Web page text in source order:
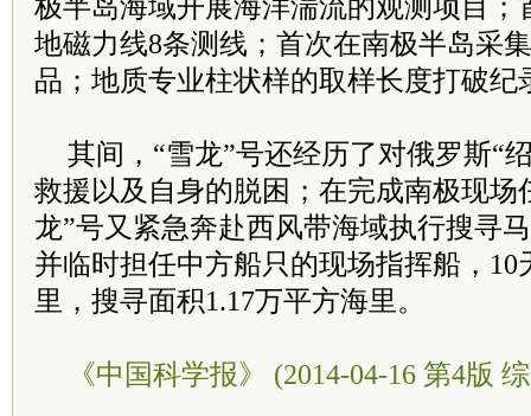
极半岛海域开展海洋湍流的观测项目；
地磁力线8条测线；首次在南极半岛采
品；地质专业柱状样的取样长度打破纪
其间，“雪龙”号还经历了对俄罗斯“
救援以及自身的脱困；在完成南极现场
龙”号又紧急奔赴西风带海域执行搜寻
并临时担任中方船只的现场指挥船，10
里，搜寻面积1.17万平方海里。
《中国科学报》 (2014-04-16 第4版